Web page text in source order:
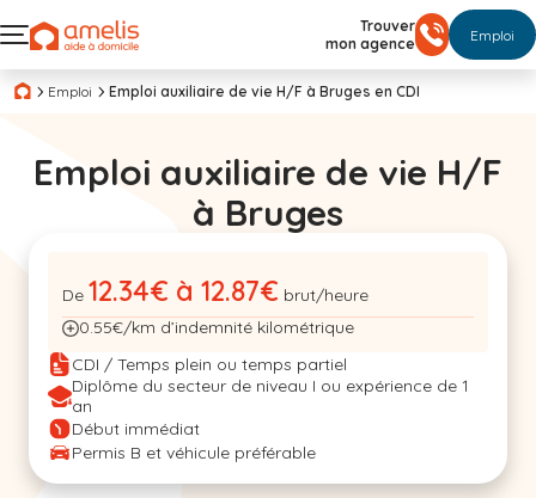
Trouver
mon agence
Emploi
Emploi Emploi auxiliaire de vie H/F à Bruges en CDI
Emploi auxiliaire de vie H/F
à Bruges
De 12.34€ à 12.87€ brut/heure
0.55€/km d’indemnité kilométrique
CDI / Temps plein ou temps partiel
Diplôme du secteur de niveau I ou expérience de 1
an
Début immédiat
Permis B et véhicule préférable